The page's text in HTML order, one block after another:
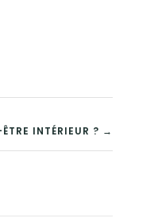
INTÉRIEUR ? →